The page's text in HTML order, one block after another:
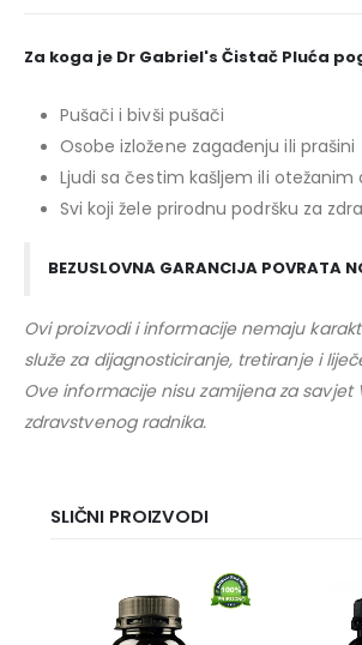
Za koga je Dr Gabriel's Čistač Pluća
Pušači i bivši pušači
Osobe izložene zagađenju ili prašini
Ljudi sa čestim kašljem ili otežanim
Svi koji žele prirodnu podršku za
BEZUSLOVNA GARANCIJA POVRATA
Ovi proizvodi i informacije nemaju
služe za dijagnosticiranje, tretiranje i
Ove informacije nisu zamijena za savjet
zdravstvenog radnika.
SLIČNI PROIZVODI